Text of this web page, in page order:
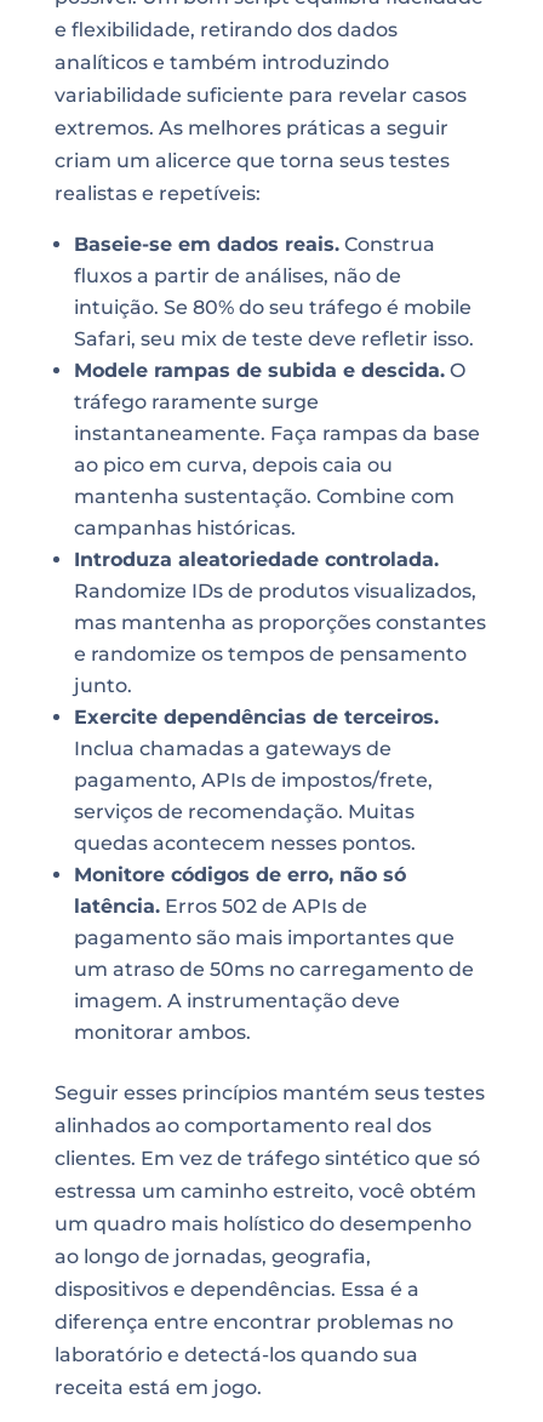
e flexibilidade, retirando dos dados
analíticos e também introduzindo
variabilidade suficiente para revelar casos
extremos. As melhores práticas a seguir
criam um alicerce que torna seus testes
realistas e repetíveis:
Baseie-se em dados reais.Construa
fluxos a partir de análises, não de
intuição. Se 80% do seu tráfego é mobile
Safari, seu mix de teste deve refletir isso.
Modele rampas de subida e descida.O
tráfego raramente surge
instantaneamente. Faça rampas da base
ao pico em curva, depois caia ou
mantenha sustentação. Combine com
campanhas históricas.
Introduza aleatoriedade controlada.
Randomize IDs de produtos visualizados,
mas mantenha as proporções constantes
e randomize os tempos de pensamento
junto.
Exercite dependências de terceiros.
Inclua chamadas a gateways de
pagamento, APIs de impostos/frete,
serviços de recomendação. Muitas
quedas acontecem nesses pontos.
Monitore códigos de erro, não só
latência.Erros 502 de APIs de
pagamento são mais importantes que
um atraso de 50ms no carregamento de
imagem. A instrumentação deve
monitorar ambos.
Seguir esses princípios mantém seus testes
alinhados ao comportamento real dos
clientes. Em vez de tráfego sintético que só
estressa um caminho estreito, você obtém
um quadro mais holístico do desempenho
ao longo de jornadas, geografia,
dispositivos e dependências. Essa é a
diferença entre encontrar problemas no
laboratório e detectá-los quando sua
receita está em jogo.